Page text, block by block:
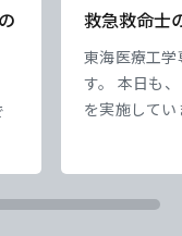
救急救命士
東海医療工
す。 本日も
を実施して
の底上げが